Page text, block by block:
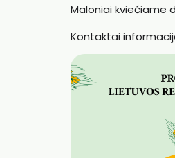
Maloniai kviečiame
Kontaktai